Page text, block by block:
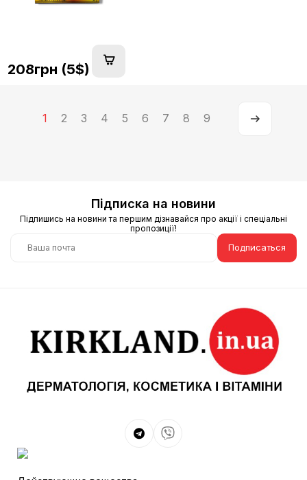
208грн (5$)
1 2 3 4 5 6 7 8 9
Підписка на новини
Підпишись на новини та першим дізнавайся про акції і спеціальні
пропозиції!
Подписаться